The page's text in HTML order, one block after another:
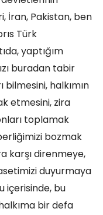
İran, Pakistan, ben
Türk
yaptığım
buradan tabir
halkımın
etmesini, zira
toplamak
bozmak
karşı direnmeye,
duyurmaya
içerisinde, bu
bir defa